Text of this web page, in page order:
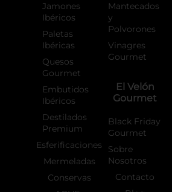
Jamones
Ibéricos
Paletas
Ibéricas
Quesos
Gourmet
Embutidos
Ibéricos
Destilados
Premium
Esferificaciones
Mermeladas
Conservas
Mantecados
y
Polvorones
Vinagres
Gourmet
El Velón
Gourmet
Black Friday
Gourmet
Sobre
Nosotros
Contacto